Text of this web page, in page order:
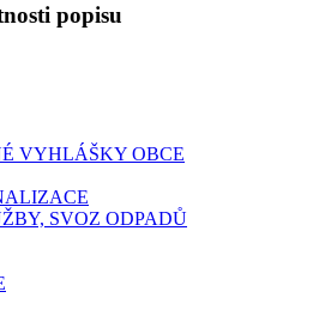
popisu
VYHLÁŠKY OBCE
SVOZ ODPADŮ